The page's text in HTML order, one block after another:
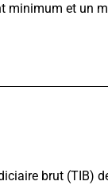
minimum et un
brut (TIB)